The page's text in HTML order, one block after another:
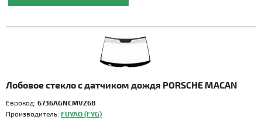
Лобовое стекло с датчиком дождя PORSCHE MACAN
Еврокод: 6736AGNCMVZ6B
Производитель: FUYAO (FYG)